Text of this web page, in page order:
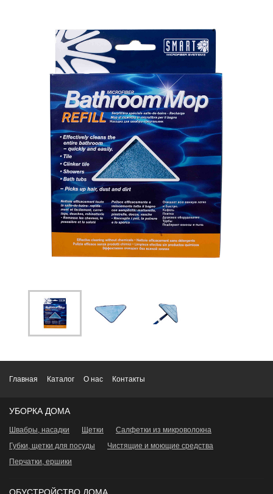
Главная Каталог О нас Контакты
УБОРКА ДОМА
Швабры, насадки Щетки
Салфетки из микроволокна
Губки, щетки для посуды
Чистящие и моющие средства
Перчатки, ершики